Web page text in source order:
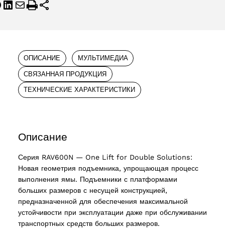
ОПИСАНИЕ МУЛЬТИМЕДИА
СВЯЗАННАЯ ПРОДУКЦИЯ
ТЕХНИЧЕСКИЕ ХАРАКТЕРИСТИКИ
Описание
Серия RAV600N — One Lift for Double Solutions:
Новая геометрия подъемника, упрощающая процесс
выполнения ямы. Подъемники с платформами
больших размеров с несущей конструкцией,
предназначенной для обеспечения максимальной
устойчивости при эксплуатации даже при обслуживании
транспортных средств больших размеров.